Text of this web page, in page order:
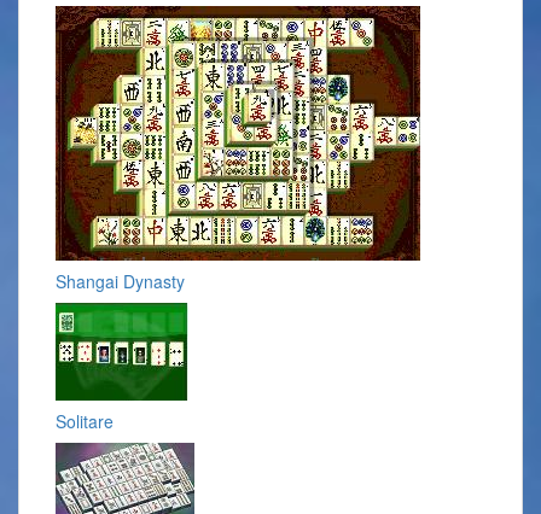
Shangai Dynasty
Solitare